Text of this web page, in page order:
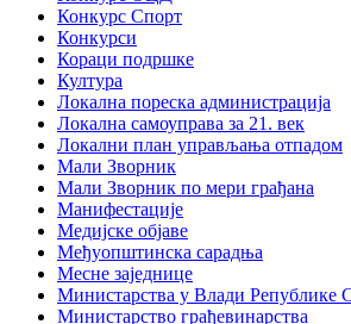
Конкурс Спорт
Конкурси
Кораци подршке
Култура
Локална пореска администрација
Локална самоуправа за 21. век
Локални план управљања отпадом
Мали Зворник
Мали Зворник по мери грађана
Манифестације
Медијске објаве
Међуопштинска сарадња
Месне заједнице
Министарства у Влади Републике
Министарство грађевинарства